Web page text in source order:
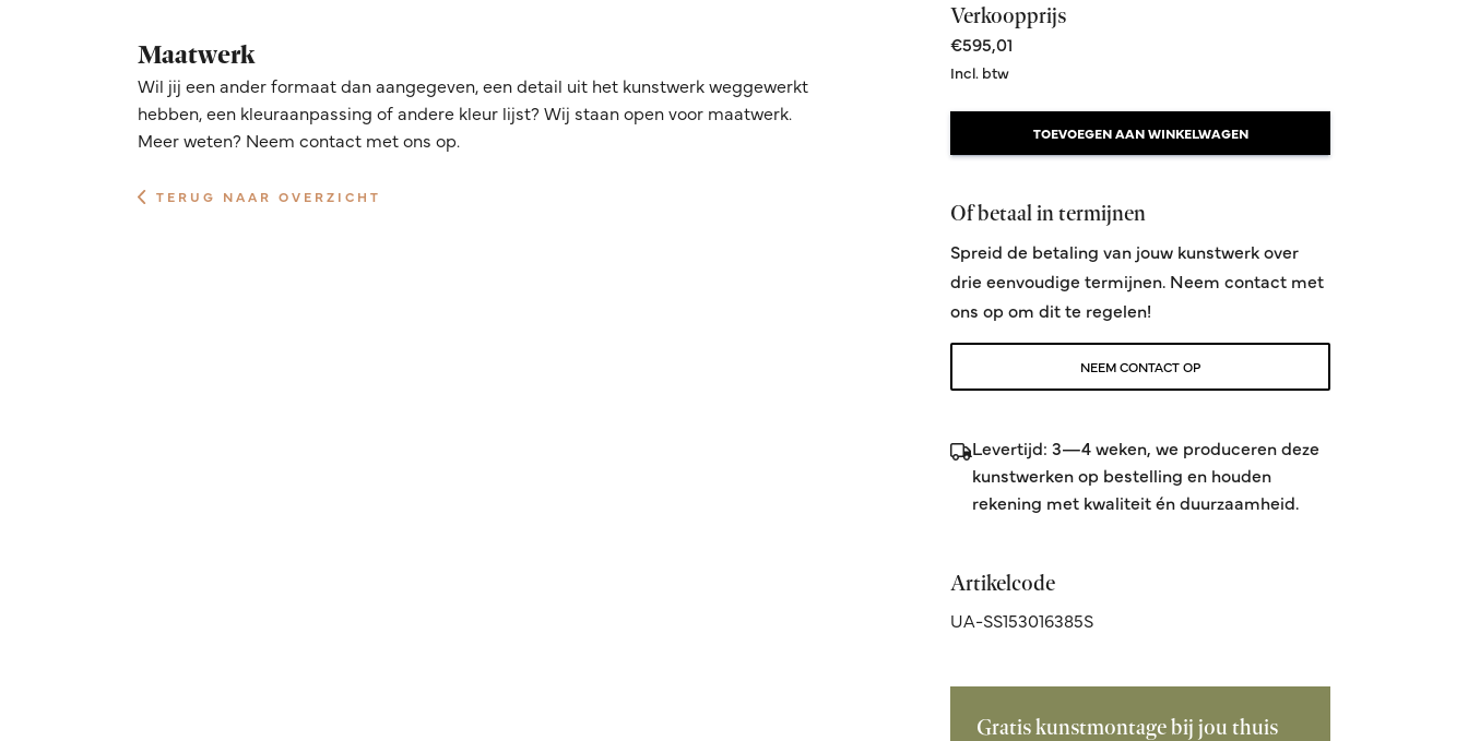
Maatwerk
Wil jij een ander formaat dan aangegeven, een detail uit het kunstwerk weggewerkt
hebben, een kleuraanpassing of andere kleur lijst? Wij staan open voor maatwerk.
Meer weten? Neem contact met ons op.
TERUG NAAR OVERZICHT
Verkoopprijs
€595,01
Incl. btw
TOEVOEGEN AAN WINKELWAGEN
Of betaal in termijnen
Spreid de betaling van jouw kunstwerk over
drie eenvoudige termijnen. Neem contact met
ons op om dit te regelen!
NEEM CONTACT OP
Levertijd: 3—4 weken, we produceren deze
kunstwerken op bestelling en houden
rekening met kwaliteit én duurzaamheid.
Artikelcode
UA-SS153016385S
Gratis kunstmontage bij jou thuis